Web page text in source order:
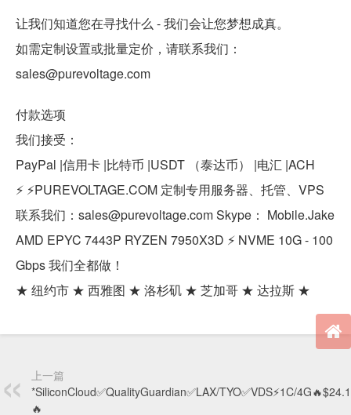
让我们知道您在寻找什么 - 我们会让您梦想成真。
如需定制设置或批量定价，请联系我们：
sales@purevoltage.com
付款选项
我们接受：
PayPal |信用卡 |比特币 |USDT （泰达币） |电汇 |ACH
⚡️ ⚡️PUREVOLTAGE.COM 定制专用服务器、托管、VPS
联系我们：sales@purevoltage.com Skype： Mobile.Jake
AMD EPYC 7443P RYZEN 7950X3D ⚡️ NVME 10G - 100
Gbps 我们全都做！
★ 纽约市 ★ 西雅图 ★ 洛杉矶 ★ 芝加哥 ★ 达拉斯 ★
上一篇
*SiliconCloud✅QualityGuardian✅LAX/TYO✅VDS⚡1C/
🔥